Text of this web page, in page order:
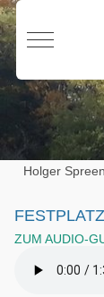
Mobile
Holger Spreen
ZUM AUDIO-